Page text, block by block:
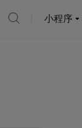
小程序